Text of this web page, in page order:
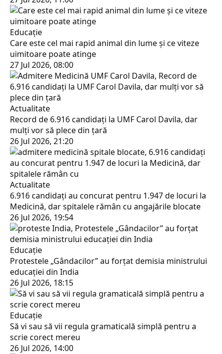
Educaţie
Care este cel mai rapid animal din lume și ce viteze
uimitoare poate atinge
27 Jul 2026, 08:00
Actualitate
Record de 6.916 candidați la UMF Carol Davila, dar
mulți vor să plece din țară
26 Jul 2026, 21:20
Actualitate
6.916 candidați au concurat pentru 1.947 de locuri la
Medicină, dar spitalele rămân cu angajările blocate
26 Jul 2026, 19:54
Educaţie
Protestele „Gândacilor” au forțat demisia ministrului
educației din India
26 Jul 2026, 18:15
Educaţie
Să vi sau să vii regula gramaticală simplă pentru a
scrie corect mereu
26 Jul 2026, 14:00